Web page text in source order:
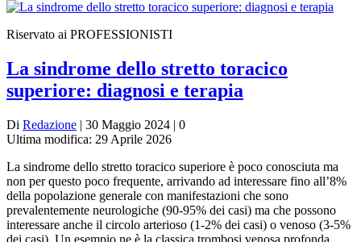
Riservato ai PROFESSIONISTI
La sindrome dello stretto toracico
superiore: diagnosi e terapia
Di Redazione | 30 Maggio 2024 | 0
Ultima modifica: 29 Aprile 2026
La sindrome dello stretto toracico superiore è poco conosciuta ma
non per questo poco frequente, arrivando ad interessare fino all’8%
della popolazione generale con manifestazioni che sono
prevalentemente neurologiche (90-95% dei casi) ma che possono
interessare anche il circolo arterioso (1-2% dei casi) o venoso (3-5%
dei casi). Un esempio ne è la classica trombosi venosa profonda